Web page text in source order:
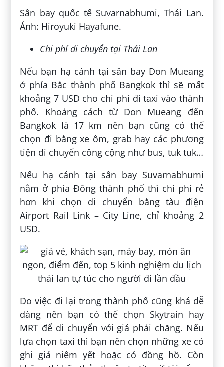
Sân bay quốc tế Suvarnabhumi, Thái Lan.
Ảnh: Hiroyuki Hayafune.
Chi phí di chuyển tại Thái Lan
Nếu bạn hạ cánh tại sân bay Don Mueang
ở phía Bắc thành phố Bangkok thì sẽ mất
khoảng 7 USD cho chi phí đi taxi vào thành
phố. Khoảng cách từ Don Mueang đến
Bangkok là 17 km nên bạn cũng có thể
chọn đi bằng xe ôm, grab hay các phương
tiện di chuyển công cộng như bus, tuk tuk…
Nếu hạ cánh tại sân bay Suvarnabhumi
nằm ở phía Đông thành phố thì chi phí rẻ
hơn khi chọn di chuyển bằng tàu điện
Airport Rail Link – City Line, chỉ khoảng 2
USD.
Do việc đi lại trong thành phố cũng khá dễ
dàng nên bạn có thể chọn Skytrain hay
MRT để di chuyển với giá phải chăng. Nếu
lựa chọn taxi thì bạn nên chọn những xe có
ghi giá niêm yết hoặc có đồng hồ. Còn